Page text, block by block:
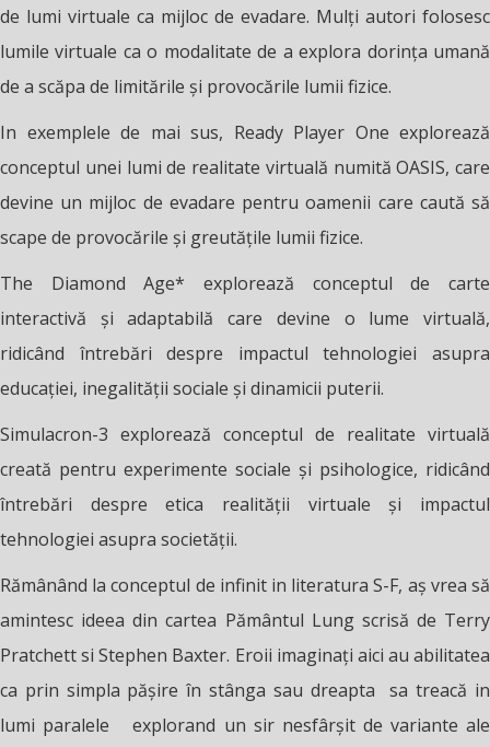
de lumi virtuale ca mijloc de evadare. Mulți autori folosesc
lumile virtuale ca o modalitate de a explora dorința umană
de a scăpa de limitările și provocările lumii fizice.
In exemplele de mai sus, Ready Player One explorează
conceptul unei lumi de realitate virtuală numită OASIS, care
devine un mijloc de evadare pentru oamenii care caută să
scape de provocările și greutățile lumii fizice.
The Diamond Age* explorează conceptul de carte
interactivă și adaptabilă care devine o lume virtuală,
ridicând întrebări despre impactul tehnologiei asupra
educației, inegalității sociale și dinamicii puterii.
Simulacron-3 explorează conceptul de realitate virtuală
creată pentru experimente sociale și psihologice, ridicând
întrebări despre etica realității virtuale și impactul
tehnologiei asupra societății.
Rămânând la conceptul de infinit in literatura S-F, aș vrea să
amintesc ideea din cartea Pământul Lung scrisă de Terry
Pratchett si Stephen Baxter. Eroii imaginați aici au abilitatea
ca prin simpla pășire în stânga sau dreapta sa treacă in
lumi paralele explorand un sir nesfârșit de variante ale